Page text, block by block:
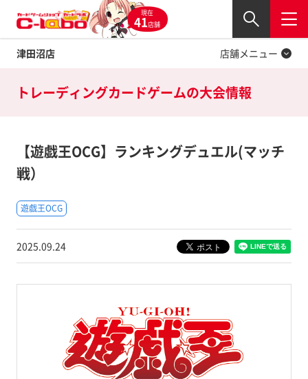
現在
41店舗
津田沼店
閉じる
店舗メニュー
Twitter
トレーディングカードゲームの大会情報
【遊戯王OCG】ランキングデュエル(マッチ
戦）
遊戯王OCG
2025.09.24